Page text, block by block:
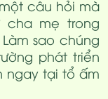
câu hỏi mà
mẹ trong
sao chúng
phát triển
ngay tại tổ ấm